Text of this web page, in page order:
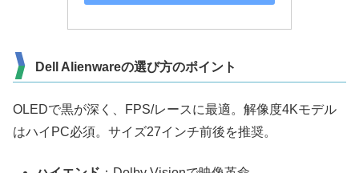
Dell Alienwareの選び方のポイント
OLEDで黒が深く、FPS/レースに最適。解像度4Kモデル
はハイPC必須。サイズ27インチ前後を推奨。